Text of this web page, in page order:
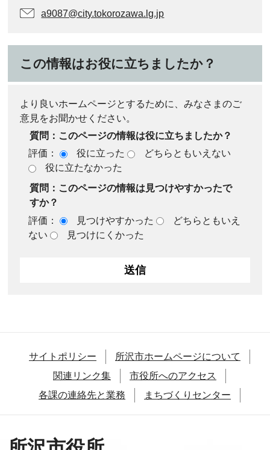
a9087@city.tokorozawa.lg.jp
この情報はお役に立ちましたか？
より良いホームページとするために、みなさまのご
意見をお聞かせください。
質問：このページの情報は役に立ちましたか？
評価：
役に立った
どちらともいえない
役に立たなかった
質問：このページの情報は見つけやすかったで
すか？
評価：
見つけやすかった
どちらともいえ
ない
見つけにくかった
サイトポリシー
所沢市ホームページについて
関連リンク集
市役所へのアクセス
各課の連絡先と業務
まちづくりセンター